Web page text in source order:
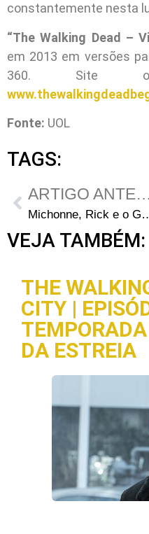
constantemente nesta
“The Walking Dead –
em 2013 em versões
360. Site
Fonte: UOL
TAGS:
ARTIGO ANTERIOR
Michonne, Rick e o
VEJA TAMBÉM:
THE
CITY |
DA ESTREIA